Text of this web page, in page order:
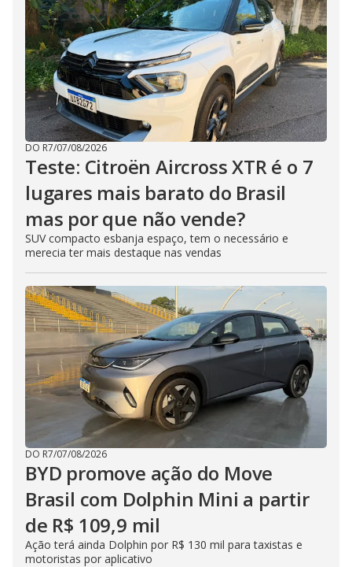
DO R7/07/08/2026
Teste: Citroën Aircross XTR é o 7
lugares mais barato do Brasil
mas por que não vende?
SUV compacto esbanja espaço, tem o necessário e
merecia ter mais destaque nas vendas
DO R7/07/08/2026
BYD promove ação do Move
Brasil com Dolphin Mini a partir
de R$ 109,9 mil
Ação terá ainda Dolphin por R$ 130 mil para taxistas e
motoristas por aplicativo